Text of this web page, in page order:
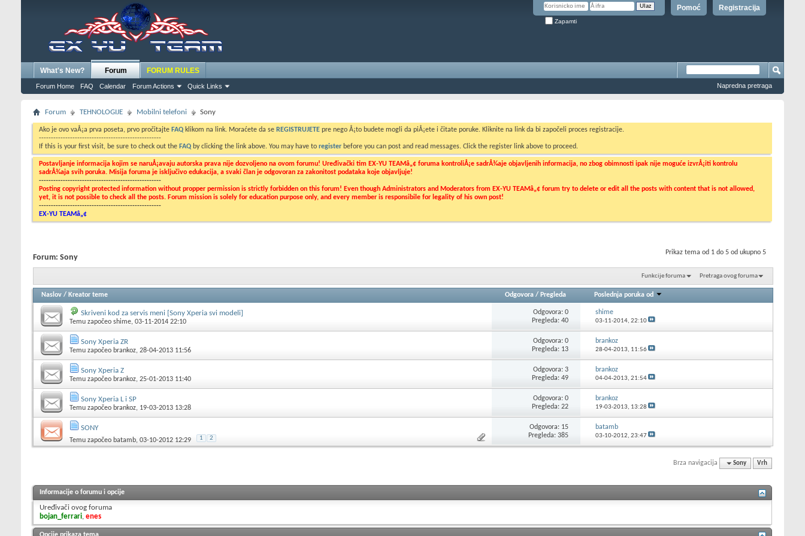
Registracija
Pomoć
Zapamti
What's New? Forum
Forum Home FAQ Calendar Forum Actions Quick Links
FORUM RULES
Napredna pretraga
Forum TEHNOLOGIJE Mobilni telefoni Sony
Ako je ovo vaÅ¡a prva poseta, prvo pročitajte FAQ klikom na link. Moraćete da se REGISTRUJETE pre nego Å¡to budete mogli da piÅ¡ete i čitate poruke. Kliknite na link da bi započeli proces registracije.
---------------------------------------------------
If this is your first visit, be sure to check out the FAQ by clicking the link above. You may have to register before you can post and read messages. Click the register link above to proceed.
Postavljanje informacija kojim se naruÅ¡avaju autorska prava nije dozvoljeno na ovom forumu! Uređivački tim EX-YU TEAMâ„¢ foruma kontroliÅ¡e sadrÅ¾aje objavljenih informacija, no zbog obimnosti ipak nije moguće izvrÅ¡iti kontrolu
sadrÅ¾aja svih poruka. Misija foruma je isključivo edukacija, a svaki član je odgovoran za zakonitost podataka koje objavljuje!
---------------------------------------------------
Posting copyright protected information without propper permission is strictly forbidden on this forum! Even though Administrators and Moderators from EX-YU TEAMâ„¢ forum try to delete or edit all the posts with content that is not allowed,
yet, it is not possible to check all the posts. Forum mission is solely for education purpose only, and every member is responsibile for legality of his own post!
---------------------------------------------------
EX-YU TEAMâ„¢
Prikaz tema od 1 do 5 od ukupno 5
Forum: Sony
Funkcije foruma Pretraga ovog foruma
Naslov / Kreator teme Odgovora / Pregleda Poslednja poruka od
Skriveni kod za servis meni [Sony Xperia svi modeli]
Temu započeo shime, 03-11-2014 22:10
Odgovora: 0
Pregleda: 40
shime
03-11-2014, 22:10
Sony Xperia ZR
Temu započeo brankoz, 28-04-2013 11:56
Odgovora: 0
Pregleda: 13
brankoz
28-04-2013, 11:56
Sony Xperia Z
Temu započeo brankoz, 25-01-2013 11:40
Odgovora: 3
Pregleda: 49
brankoz
04-04-2013, 21:54
Sony Xperia L i SP
Temu započeo brankoz, 19-03-2013 13:28
Odgovora: 0
Pregleda: 22
brankoz
19-03-2013, 13:28
SONY
Temu započeo batamb, 03-10-2012 12:29 1 2
Odgovora: 15
Pregleda: 385
batamb
03-10-2012, 23:47
Brza navigacija Sony Vrh
Informacije o forumu i opcije
Uređivači ovog foruma
bojan_ferrari, enes